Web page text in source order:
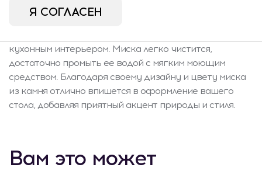
длительное использование. Дополнительно светло-
кухонным интерьером. Миска легко чистится,
достаточно промыть ее водой с мягким моющим
средством. Благодаря своему дизайну и цвету миска
из камня отлично впишется в оформление вашего
стола, добавляя приятный акцент природы и стиля.
Вам это может
Я СОГЛАСЕН